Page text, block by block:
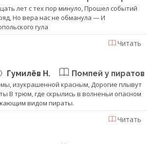
лет с тех пор минуло, Прошел событий
Но вера нас не обманула — И
гула
Читать
Гумилёв Н. Помпей у пиратов
изукрашенной красным, Дорогие плывут
В трюм, где скрылись в волненьи опасном
видом пираты.
Читать